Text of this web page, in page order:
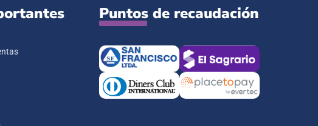
Puntos de recaudación